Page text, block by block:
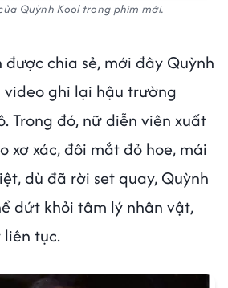
Quỳnh Kool trong phim mới.
chia sẻ, mới đây Quỳnh
ghi lại hậu trường
Trong đó, nữ diễn viên xuất
xơ xác, đôi mắt đỏ hoe, mái
dù đã rời set quay, Quỳnh
dứt khỏi tâm lý nhân vật,
tục.